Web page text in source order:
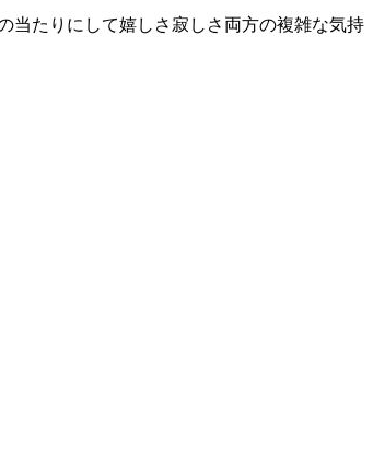
当たりにして嬉しさ寂しさ両方の複雑な気持